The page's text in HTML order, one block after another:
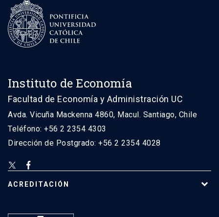
Instituto de Economía
Facultad de Economía y Administración UC
Avda. Vicuña Mackenna 4860, Macul. Santiago, Chile
Teléfono: +56 2 2354 4303
Dirección de Postgrado: +56 2 2354 4028
ACREDITACIÓN